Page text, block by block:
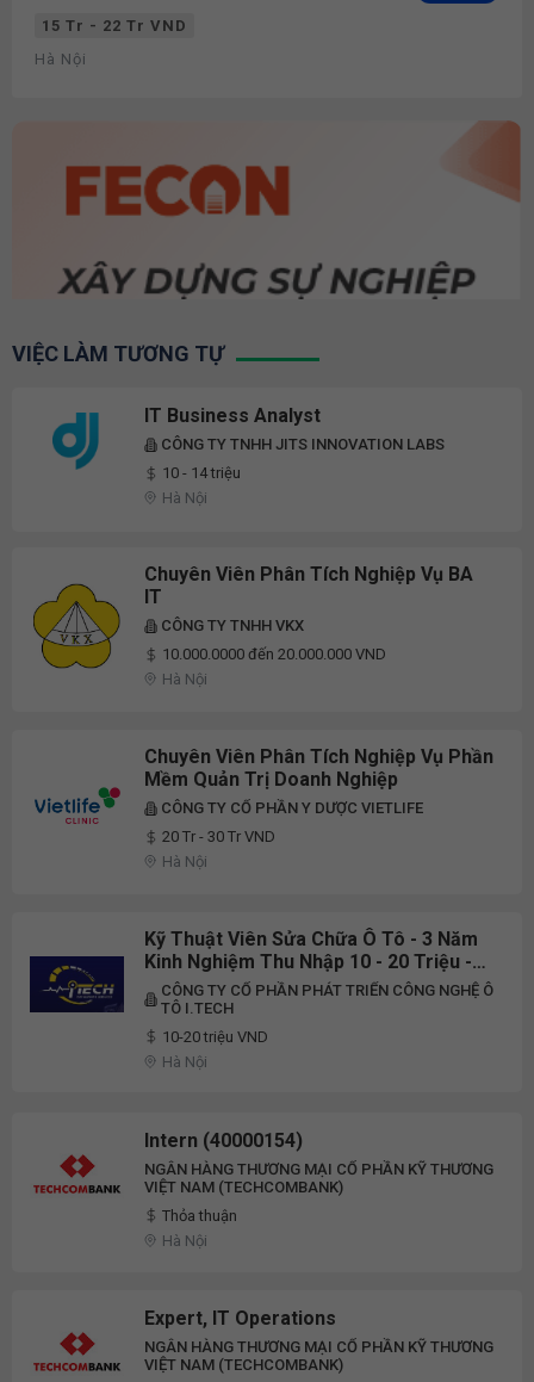
15 Tr - 22 Tr VND
Hà Nội
VIỆC LÀM TƯƠNG TỰ
IT Business Analyst
CÔNG TY TNHH JITS INNOVATION LABS
10 - 14 triệu
Hà Nội
Chuyên Viên Phân Tích Nghiệp Vụ BA
IT
CÔNG TY TNHH VKX
10.000.0000 đến 20.000.000 VND
Hà Nội
Chuyên Viên Phân Tích Nghiệp Vụ Phần
Mềm Quản Trị Doanh Nghiệp
CÔNG TY CỔ PHẦN Y DƯỢC VIETLIFE
20 Tr - 30 Tr VND
Hà Nội
Kỹ Thuật Viên Sửa Chữa Ô Tô - 3 Năm
Kinh Nghiệm Thu Nhập 10 - 20 Triệu -
Đi Làm Ngay
CÔNG TY CỔ PHẦN PHÁT TRIỂN CÔNG NGHỆ Ô
TÔ I.TECH
10-20 triệu VND
Hà Nội
Intern (40000154)
NGÂN HÀNG THƯƠNG MẠI CỔ PHẦN KỸ THƯƠNG
VIỆT NAM (TECHCOMBANK)
Thỏa thuận
Hà Nội
Expert, IT Operations
NGÂN HÀNG THƯƠNG MẠI CỔ PHẦN KỸ THƯƠNG
VIỆT NAM (TECHCOMBANK)